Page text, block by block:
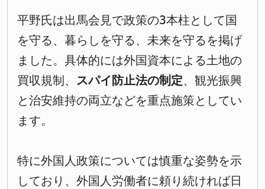
平野氏は出馬会見で政策の3本柱として国
を守る、暮らしを守る、未来を守るを掲げ
ました。具体的には外国資本による土地の
買収規制、 スパイ防止法の制定、観光振興
と治安維持の両立などを重点施策としてい
ます。
特に外国人政策については慎重な姿勢を示
しており、外国人労働者に頼り続ければ日